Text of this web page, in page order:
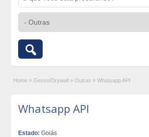
Home » Gesso/Drywall » Outras » Whatsapp API
Whatsapp API
Estado: Goiás